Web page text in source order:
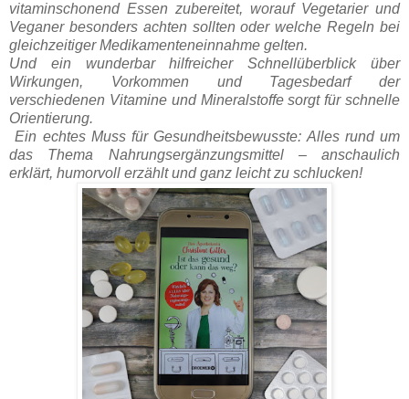
vitaminschonend Essen zubereitet, worauf Vegetarier und
Veganer besonders achten sollten oder welche Regeln bei
gleichzeitiger Medikamenteneinnahme gelten.
Und ein wunderbar hilfreicher Schnellüberblick über
Wirkungen, Vorkommen und Tagesbedarf der
verschiedenen Vitamine und Mineralstoffe sorgt für schnelle
Orientierung.
Ein echtes Muss für Gesundheitsbewusste: Alles rund um
das Thema Nahrungsergänzungsmittel – anschaulich
erklärt, humorvoll erzählt und ganz leicht zu schlucken!